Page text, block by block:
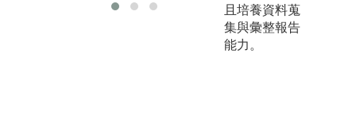
且培養資料蒐
集與彙整報告
能力。